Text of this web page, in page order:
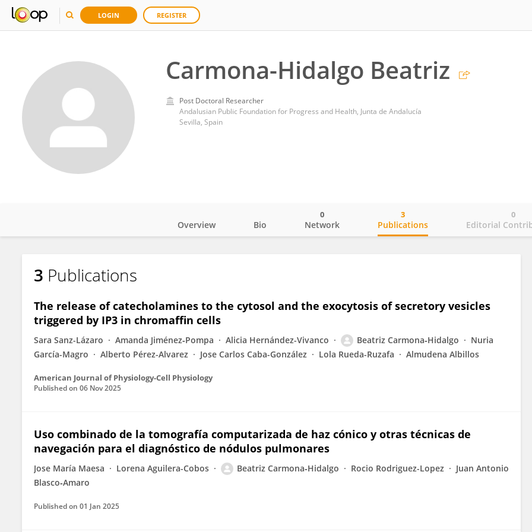
LOGIN REGISTER
Carmona-Hidalgo Beatriz
Post Doctoral Researcher
Andalusian Public Foundation for Progress and Health, Junta de Andalucía
Sevilla, Spain
Carmona-Hidalgo Beatriz
Overview Bio Network
0
Publications
3
Editorial
0
3 Publications
The release of catecholamines to the cytosol and the exocytosis of secretory vesicles
triggered by IP3 in chromaffin cells
Sara Sanz-Lázaro Amanda Jiménez‐Pompa Alicia Hernández-Vivanco Beatriz Carmona‐Hidalgo
Nuria
García-Magro
Alberto Pérez-Alvarez Jose Carlos Caba-González Lola Rueda-Ruzafa Almudena Albillos
American Journal of Physiology-Cell Physiology
Published on 06 Nov 2025
Uso combinado de la tomografía computarizada de haz cónico y otras técnicas de
navegación para el diagnóstico de nódulos pulmonares
Jose María Maesa Lorena Aguilera-Cobos Beatriz Carmona‐Hidalgo Rocio Rodriguez-Lopez
Juan Antonio
Blasco‐Amaro
Published on 01 Jan 2025